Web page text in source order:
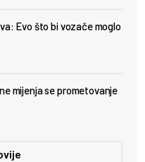
Evo što bi vozače moglo
mijenja se prometovanje